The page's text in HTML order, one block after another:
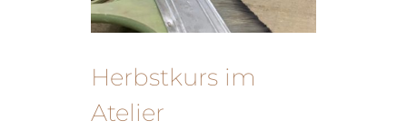
Herbstkurs im
Atelier